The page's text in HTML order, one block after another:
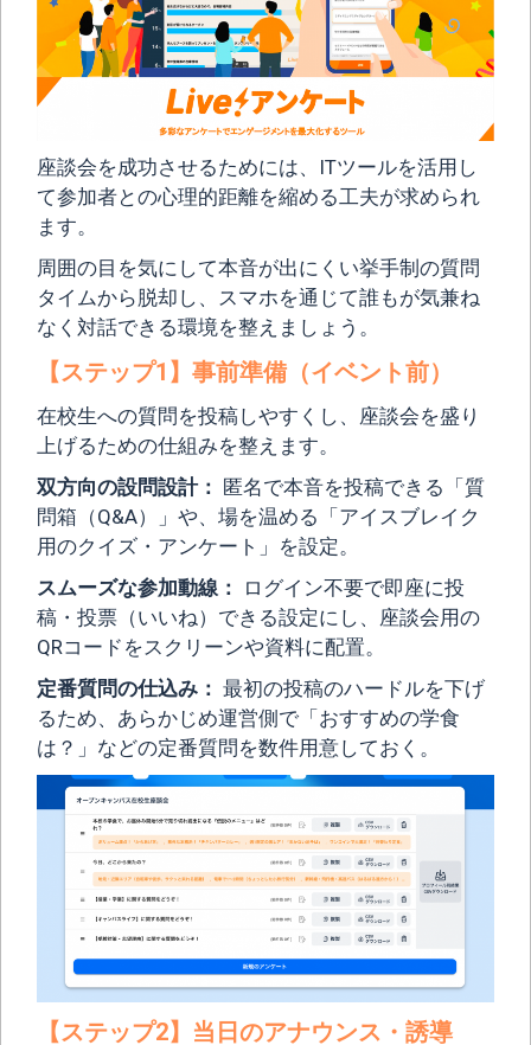
座談会を成功させるためには、ITツールを活用し
て参加者との心理的距離を縮める工夫が求められ
ます。
周囲の目を気にして本音が出にくい挙手制の質問
タイムから脱却し、スマホを通じて誰もが気兼ね
なく対話できる環境を整えましょう。
【ステップ1】事前準備（イベント前）
在校生への質問を投稿しやすくし、座談会を盛り
上げるための仕組みを整えます。
双方向の設問設計： 匿名で本音を投稿できる「質
問箱（Q&A）」や、場を温める「アイスブレイク
用のクイズ・アンケート」を設定。
スムーズな参加動線：
ログイン不要で即座に投
稿・投票（いいね）できる設定にし、座談会用の
QRコードをスクリーンや資料に配置。
定番質問の仕込み： 最初の投稿のハードルを下げ
るため、あらかじめ運営側で「おすすめの学食
は？」などの定番質問を数件用意しておく。
【ステップ2】当日のアナウンス・誘導